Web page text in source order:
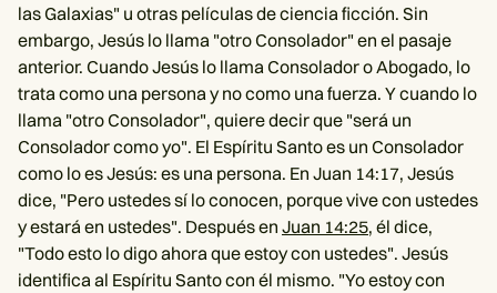
las Galaxias" u otras películas de ciencia ficción. Sin
embargo, Jesús lo llama "otro Consolador" en el pasaje
anterior. Cuando Jesús lo llama Consolador o Abogado, lo
trata como una persona y no como una fuerza. Y cuando lo
llama "otro Consolador", quiere decir que "será un
Consolador como yo". El Espíritu Santo es un Consolador
como lo es Jesús: es una persona. En Juan 14:17, Jesús
dice, "Pero ustedes sí lo conocen, porque vive con ustedes
y estará en ustedes". Después en Juan 14:25, él dice,
"Todo esto lo digo ahora que estoy con ustedes". Jesús
identifica al Espíritu Santo con él mismo. "Yo estoy con